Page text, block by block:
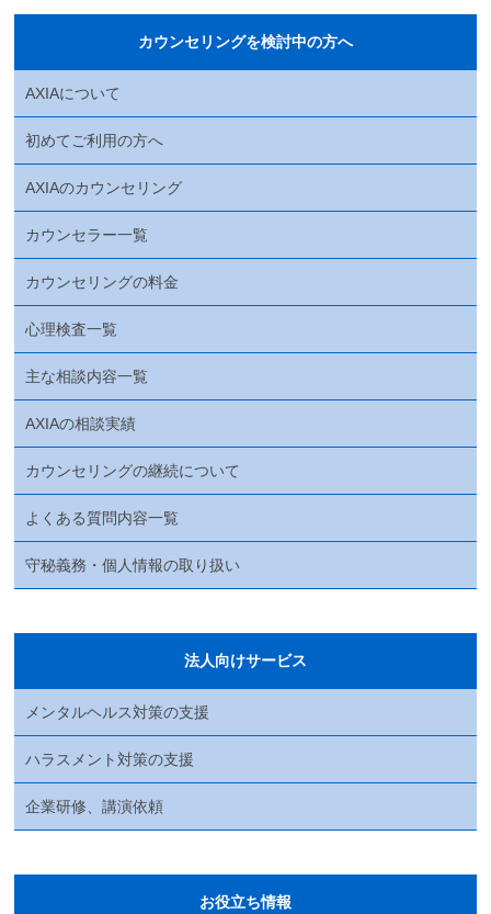
カウンセリングを検討中の方へ
AXIAについて
初めてご利用の方へ
AXIAのカウンセリング
カウンセラー一覧
カウンセリングの料金
心理検査一覧
主な相談内容一覧
AXIAの相談実績
カウンセリングの継続について
よくある質問内容一覧
守秘義務・個人情報の取り扱い
法人向けサービス
メンタルヘルス対策の支援
ハラスメント対策の支援
企業研修、講演依頼
お役立ち情報